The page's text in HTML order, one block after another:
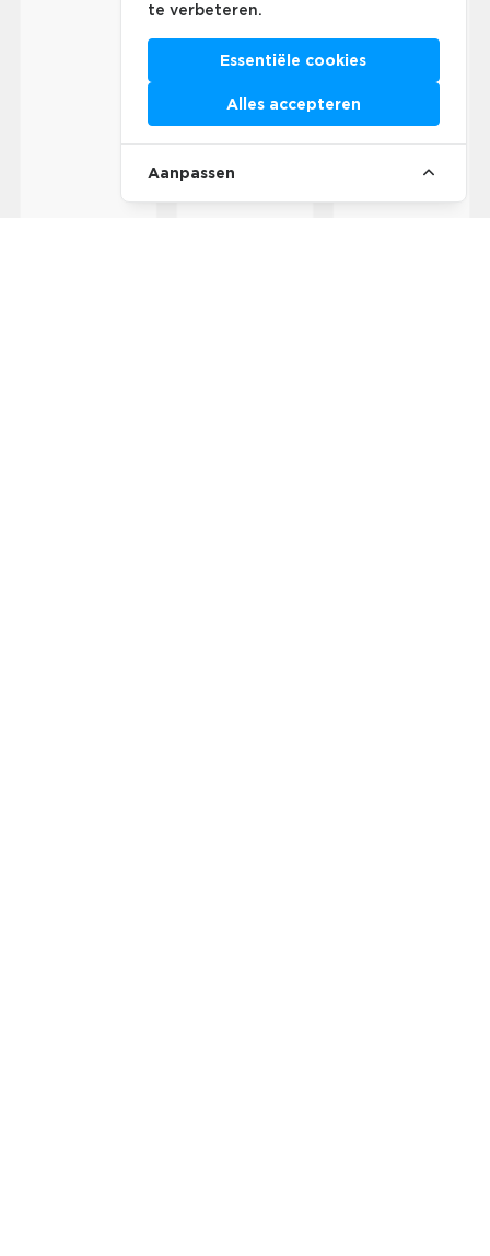
te verbeteren.
Essentiële cookies
Alles accepteren
Aanpassen